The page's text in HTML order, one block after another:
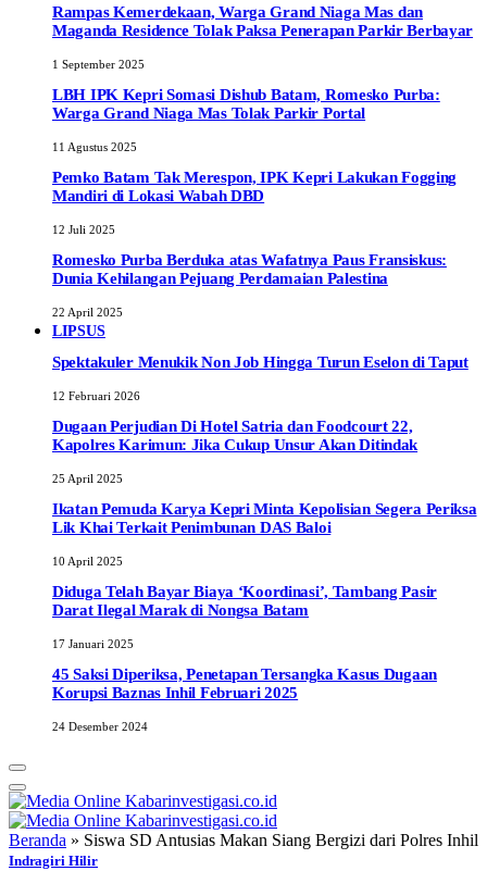
Rampas Kemerdekaan, Warga Grand Niaga Mas dan
Maganda Residence Tolak Paksa Penerapan Parkir Berbayar
1 September 2025
LBH IPK Kepri Somasi Dishub Batam, Romesko Purba:
Warga Grand Niaga Mas Tolak Parkir Portal
11 Agustus 2025
Pemko Batam Tak Merespon, IPK Kepri Lakukan Fogging
Mandiri di Lokasi Wabah DBD
12 Juli 2025
Romesko Purba Berduka atas Wafatnya Paus Fransiskus:
Dunia Kehilangan Pejuang Perdamaian Palestina
22 April 2025
LIPSUS
Spektakuler Menukik Non Job Hingga Turun Eselon di Taput
12 Februari 2026
Dugaan Perjudian Di Hotel Satria dan Foodcourt 22,
Kapolres Karimun: Jika Cukup Unsur Akan Ditindak
25 April 2025
Ikatan Pemuda Karya Kepri Minta Kepolisian Segera Periksa
Lik Khai Terkait Penimbunan DAS Baloi
10 April 2025
Diduga Telah Bayar Biaya ‘Koordinasi’, Tambang Pasir
Darat Ilegal Marak di Nongsa Batam
17 Januari 2025
45 Saksi Diperiksa, Penetapan Tersangka Kasus Dugaan
Korupsi Baznas Inhil Februari 2025
24 Desember 2024
Beranda » Siswa SD Antusias Makan Siang Bergizi dari Polres Inhil
Indragiri Hilir